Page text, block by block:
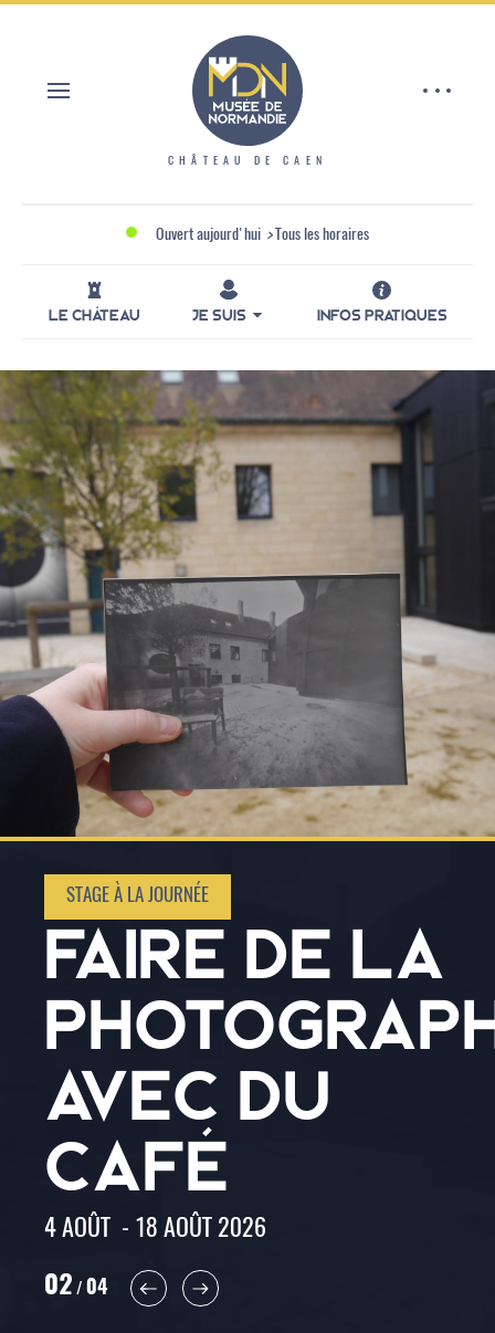
Aller
CHÂTEAU DE CAEN
Ouvert aujourd'hui > Tous les horaires
LE CHÂTEAU JE SUIS INFOS PRATIQUES
STAGE À LA JOURNÉE
FAIRE DE LA
AVEC DU
CAFÉ
4 AOÛT - 18 AOÛT 2026
02 / 04
Panneau de gestion des cookies